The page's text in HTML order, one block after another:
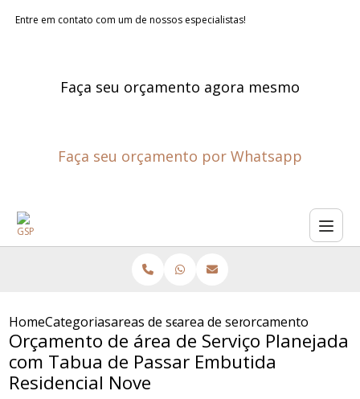
Entre em contato com um de nossos especialistas!
Faça seu orçamento agora mesmo
Faça seu orçamento por Whatsapp
HomeCategoriasareas de servico planejadas
area de servico planejada
orcamento de
Orçamento de área de Serviço Planejada
com Tabua de Passar Embutida
Residencial Nove